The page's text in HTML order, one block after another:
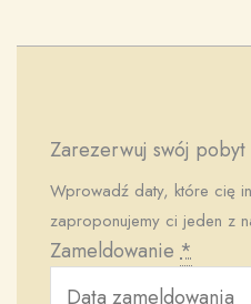
Zarezerwuj swój pobyt
Wprowadź daty, które cię
zaproponujemy ci jeden z
Zameldowanie *